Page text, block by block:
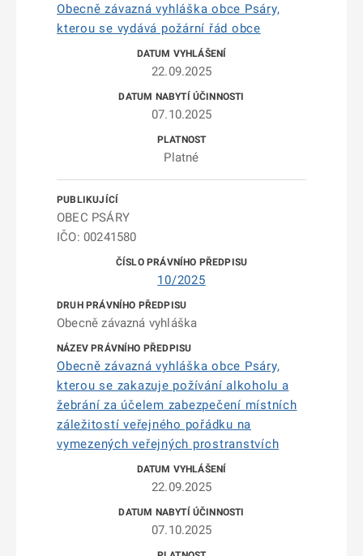
Obecně závazná vyhláška obce Psáry,
kterou se vydává požární řád obce
22.09.2025
07.10.2025
Platné
OBEC PSÁRY
IČO: 00241580
10/2025
Obecně závazná vyhláška
Obecně závazná vyhláška obce Psáry,
kterou se zakazuje požívání alkoholu a
žebrání za účelem zabezpečení místních
záležitostí veřejného pořádku na
vymezených veřejných prostranstvích
22.09.2025
07.10.2025